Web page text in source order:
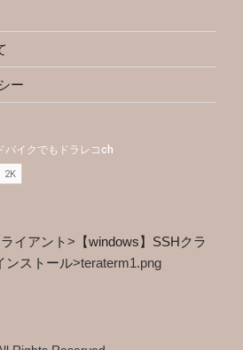
ー
イアント> 【windows】SSHクラ
ンストール>teraterm1.png